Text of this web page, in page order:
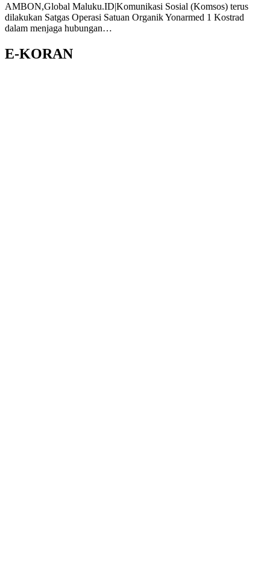
AMBON,Global Maluku.ID|Komunikasi Sosial (Komsos) terus
dilakukan Satgas Operasi Satuan Organik Yonarmed 1 Kostrad
dalam menjaga hubungan…
E-KORAN